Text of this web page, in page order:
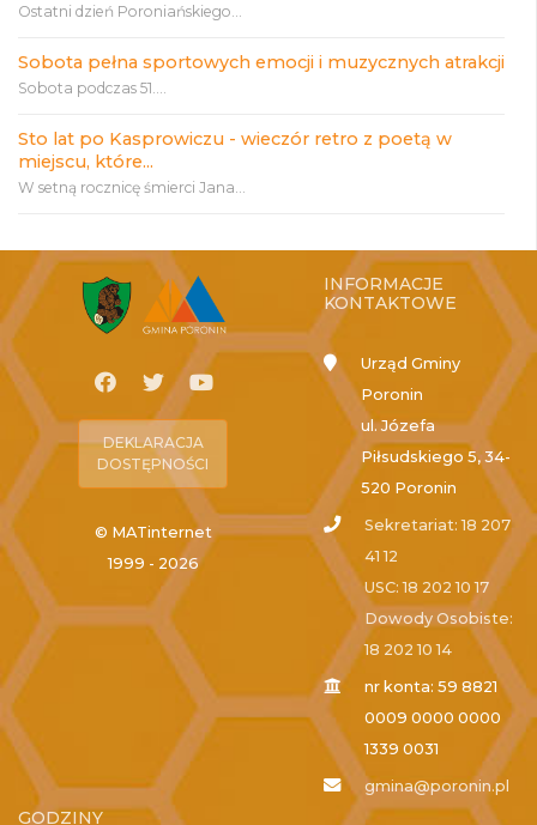
Ostatni dzień Poroniańskiego...
Sobota pełna sportowych emocji i muzycznych atrakcji
Sobota podczas 51....
Sto lat po Kasprowiczu - wieczór retro z poetą w
miejscu, które...
W setną rocznicę śmierci Jana...
DEKLARACJA
DOSTĘPNOŚCI
© MATinternet
1999 - 2026
INFORMACJE
KONTAKTOWE
Urząd Gminy
Poronin
ul. Józefa
Piłsudskiego 5, 34-
520 Poronin
Sekretariat: 18 207
41 12
USC: 18 202 10 17
Dowody Osobiste:
18 202 10 14
nr konta: 59 8821
0009 0000 0000
1339 0031
gmina@poronin.pl
GODZINY